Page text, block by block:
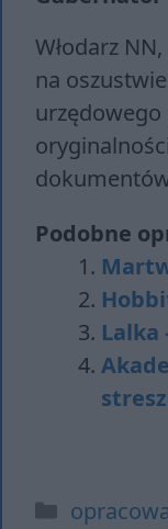
Włodarz
na
urzędowego
Podobne
Lalka
Kategorie